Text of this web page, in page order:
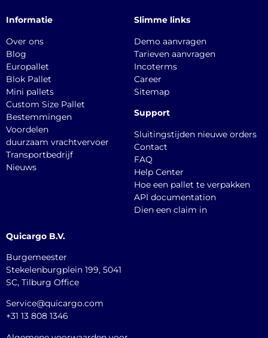
Informatie
Over ons
Blog
Europallet
Blok Pallet
Mini pallets
Custom Size Pallet
Bestemmingen
Voordelen
duurzaam vrachtvervoer
Transportbedrijf
Nieuws
Slimme links
Demo aanvragen
Tarieven aanvragen
Incoterms
Career
Sitemap
Support
Sluitingstijden nieuwe orders
Contact
FAQ
Help Center
Hoe een pallet te verpakken
API documentation
Dien een claim in
Quicargo B.V.
Burgemeester
Stekelenburgplein 199, 5041
SC, Tilburg Office
Service@quicargo.com
+31 13 808 1346